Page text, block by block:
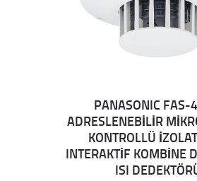
Details
PANASONIC FAS-
ADRESLENEBİLİR
KONTROLLÜ
INTERAKTİF KOMBİNE
ISI